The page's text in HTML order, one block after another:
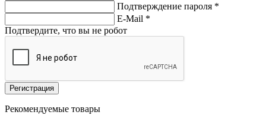
Подтверждение пароля *
E-Mail *
Подтвердите, что вы не робот
Регистрация
Рекомендуемые товары